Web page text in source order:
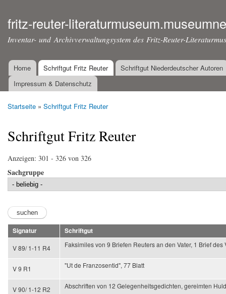
fritz-reuter-
Inventar- und Archivverwaltungsystem des Fritz-Reuter-
Hauptmenü
Home Schriftgut Fritz Reuter
Schriftgut Niederdeutscher Autoren
Impressum & Datenschutz
Startseite » Schriftgut Fritz Reuter
Schriftgut Fritz Reuter
Anzeigen: 301 - 326 von 326
Sachgruppe
Signatur
Schriftgut
V 89/ 1-11 R4
Faksimiles von 9 Briefen Reuters an den Vater, 1 Brief
V 9 R1 "Ut de Franzosentid", 77 Blatt
V 90/ 1-12 R2 Abschriften von 12 Gelegenheitsgedichten, gereimten